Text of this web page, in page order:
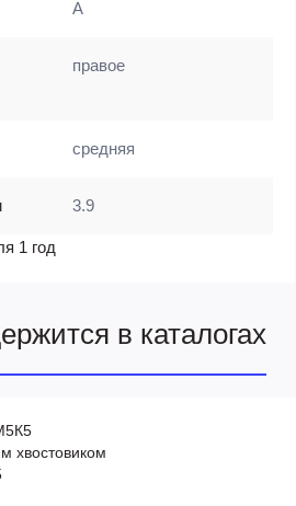
A
правое
средняя
3.9
1 год
в каталогах
хвостовиком